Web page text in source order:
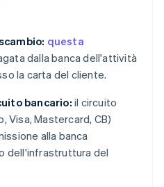
questa
dalla banca dell'attività
la carta del cliente.
bancario: il circuito
Visa, Mastercard, CB)
alla banca
dell'infrastruttura del